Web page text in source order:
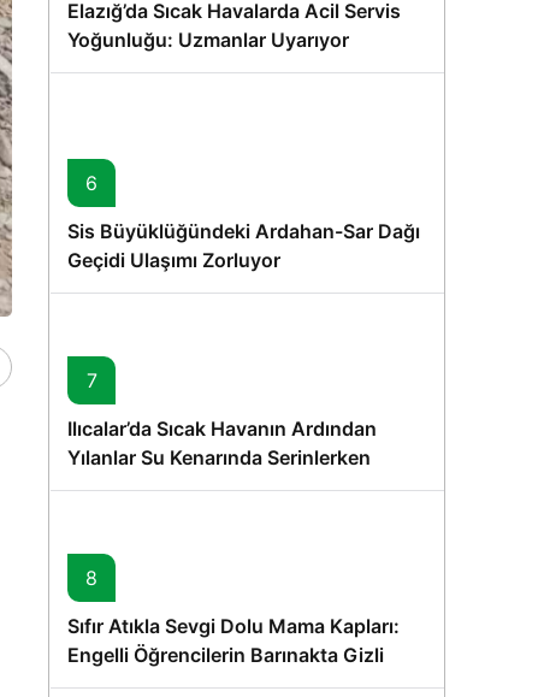
Elazığ’da Sıcak Havalarda Acil Servis
Yoğunluğu: Uzmanlar Uyarıyor
6
Sis Büyüklüğündeki Ardahan-Sar Dağı
Geçidi Ulaşımı Zorluyor
7
Ilıcalar’da Sıcak Havanın Ardından
Yılanlar Su Kenarında Serinlerken
Görüntülendi
8
Sıfır Atıkla Sevgi Dolu Mama Kapları:
Engelli Öğrencilerin Barınakta Gizli
Dostları İçin Gönüllü Proje